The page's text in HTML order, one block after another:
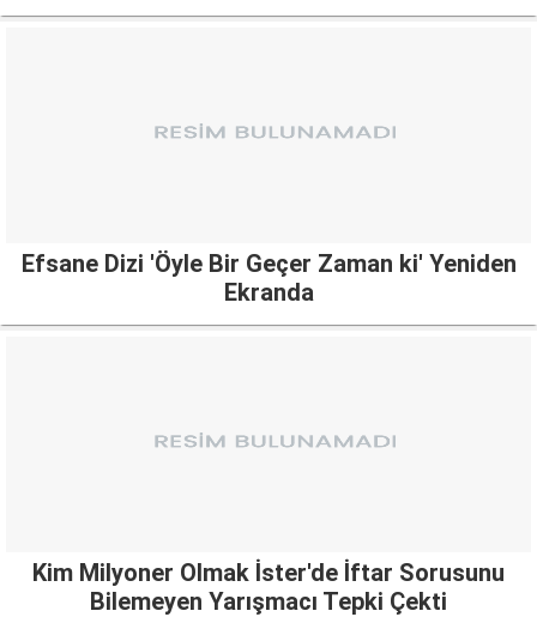
Efsane Dizi 'Öyle Bir Geçer Zaman ki' Yeniden
Ekranda
Kim Milyoner Olmak İster'de İftar Sorusunu
Bilemeyen Yarışmacı Tepki Çekti